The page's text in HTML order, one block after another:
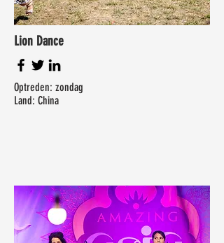
Lion Dance
Optreden: zondag
Land: China